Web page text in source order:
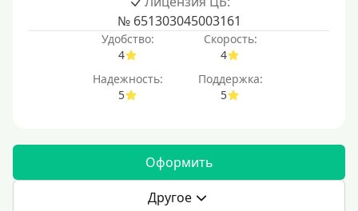
№ 651303045003161
Удобство:
4
Скорость:
4
Надежность:
5
Поддержка:
5
Оформить
Другое